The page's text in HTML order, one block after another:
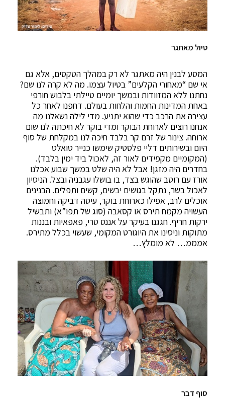
טיול מאתגר
המסע לבנין היה מאתגר לא רק במהלך הטקסים, אלא גם
אי שם “מאחורי הקלעים” בטיול עצמו. מה לא קרה לנו שם?
נחתנו ללא המזוודות ובמשך יומיים טיילתי בלבוש חורפי
באחת המדינות החמות והלחות בעולם. דחפנו לאחר כל
עצירה את הרכב כדי שהוא יתניע. מדי לילה נשאלנו מה
אנחנו רוצים לארוחת הבוקר ומדי בוקר לא חיכתה לנו שום
ארוחה. צינור של זרם קר בלבד חיכה לנו במקלחת של סוף
היום ובשירותים דליי פלסטיק שימשו כנייר טואלט
(המקומיים מקפידים לאור זה, לאכול ביד ימין בלבד).
בחדרים היה מזגן! אבל לא היה שלט במשך שבוע אכלנו
אורז עם רוטב שהוגש בצד, בו בושלו עגבניה ובצל. הניסיון
לאכול בשר, נתקל בגושים יבשים, קשים ותפלים. הבנינים
אוכלים לרב, אפילו כארוחת בוקר, עיסה דביקה וחמוצה
העשויה מקמח תירס או קסאבה (סוג של תפו”א) ותבשיל
ירקות חריף. חגגנו בעיקר על אננס טרי, פאפאיות ובננות
מתוקות וניסינו את היוגורט המקומי, שעשוי בכלל מתירס.
אמממ… לא מומלץ…
סוף דבר